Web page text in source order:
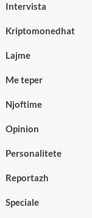
Intervista
Kriptomonedhat
Lajme
Me teper
Njoftime
Opinion
Personalitete
Reportazh
Speciale